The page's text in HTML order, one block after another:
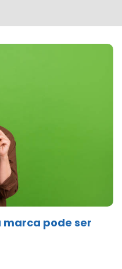
marca pode ser